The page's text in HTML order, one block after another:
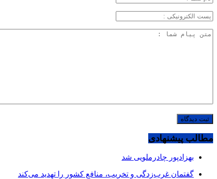
مطالب پیشنهادی
بهزادپور چادرملویی شد
گفتمان غرب‌زدگی و تخریب، منافع کشور را تهدید می‌کند